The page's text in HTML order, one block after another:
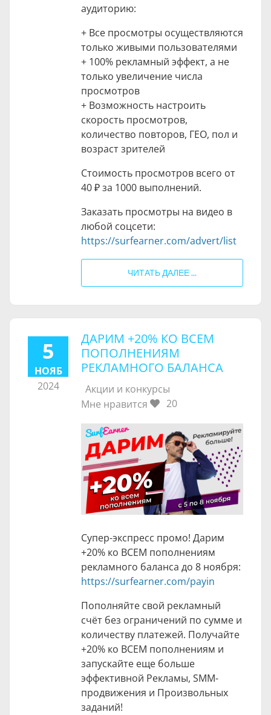
аудиторию:
+ Все просмотры осуществляются
только живыми пользователями
+ 100% рекламный эффект, а не
только увеличение числа
просмотров
+ Возможность настроить
скорость просмотров,
количество повторов, ГЕО, пол и
возраст зрителей
Стоимость просмотров всего от
40 ₽за 1000 выполнений.
Заказать просмотры на видео в
любой соцсети:
https://surfearner.com/advert/list
ЧИТАТЬ ДАЛЕЕ ...
5
НОЯБ
2024
ДАРИМ +20% КО ВСЕМ
ПОПОЛНЕНИЯМ
РЕКЛАМНОГО БАЛАНСА
Акции и конкурсы
Мне нравится
20
Супер-экспресс промо! Дарим
+20% ко ВСЕМ пополнениям
рекламного баланса до 8 ноября:
https://surfearner.com/payin
Пополняйте свой рекламный
счёт без ограничений по сумме и
количеству платежей. Получайте
+20% ко ВСЕМ пополнениям и
запускайте еще больше
эффективной Рекламы, SMM-
продвижения и Произвольных
заданий!